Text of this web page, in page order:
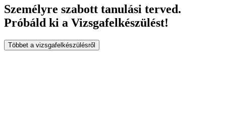
Személyre szabott tanulási terved.
Próbáld ki a Vizsgafelkészülést!
Többet a vizsgafelkészülésről